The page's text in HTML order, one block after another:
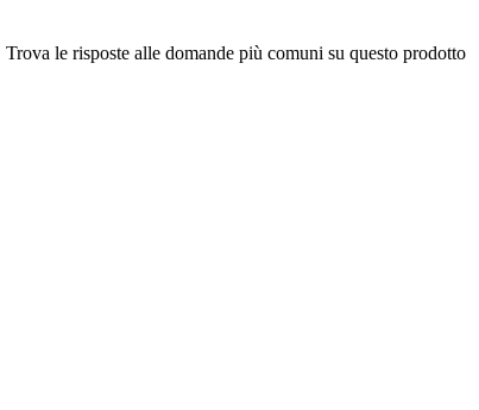
Trova le risposte alle domande più comuni su questo prodotto